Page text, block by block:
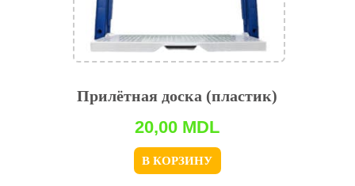
Прилётная доска (пластик)
20,00 MDL
В КОРЗИНУ